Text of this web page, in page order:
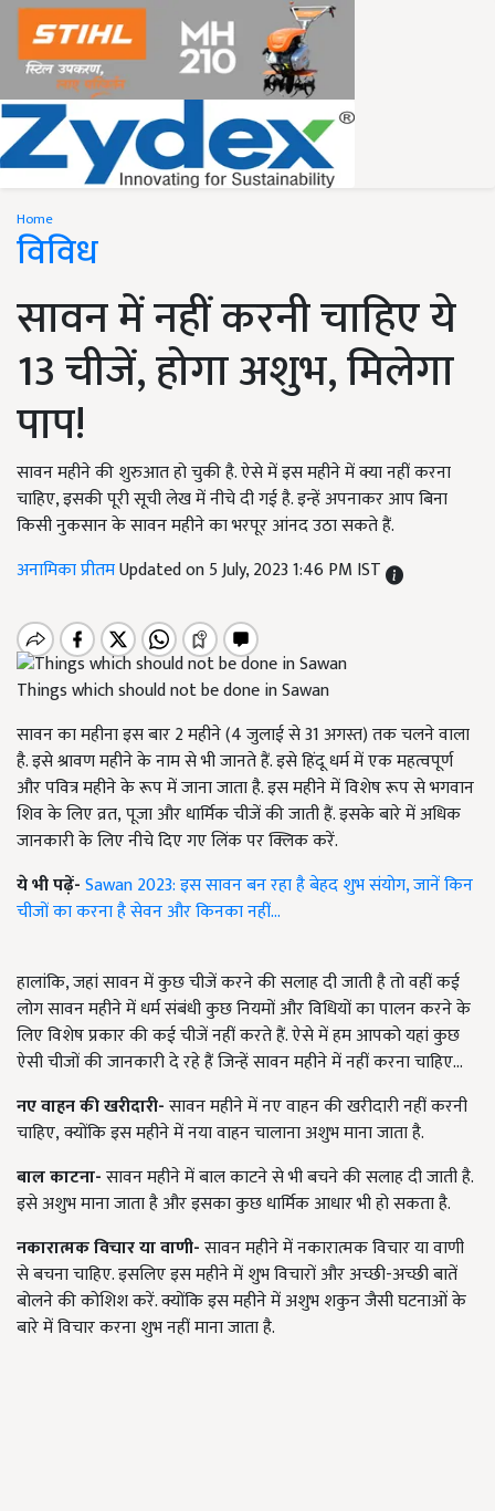
Home
विविध
सावन में नहीं करनी चाहिए ये
13 चीजें, होगा अशुभ, मिलेगा
पाप!
सावन महीने की शुरुआत हो चुकी है. ऐसे में इस महीने में क्या नहीं करना
चाहिए, इसकी पूरी सूची लेख में नीचे दी गई है. इन्हें अपनाकर आप बिना
किसी नुकसान के सावन महीने का भरपूर आंनद उठा सकते हैं.
अनामिका प्रीतमUpdated on 5 July, 2023 1:46 PM IST
Things which should not be done in Sawan
सावन का महीना इस बार 2 महीने (4 जुलाई से 31 अगस्त) तक चलने वाला
है. इसे श्रावण महीने के नाम से भी जानते हैं. इसे हिंदू धर्म में एक महत्वपूर्ण
और पवित्र महीने के रूप में जाना जाता है. इस महीने में विशेष रूप से भगवान
शिव के लिए व्रत,पूजा और धार्मिक चीजें की जाती हैं. इसके बारे में अधिक
जानकारी के लिए नीचे दिए गए लिंक पर क्लिक करें.
ये भी पढ़ें-Sawan 2023: इस सावन बन रहा है बेहद शुभ संयोग, जानें किन
चीजों का करना है सेवन और किनका नहीं...
हालांकि, जहां सावन में कुछ चीजें करने की सलाह दी जाती है तो वहीं कई
लोग सावन महीने में धर्म संबंधी कुछ नियमों और विधियों का पालन करने के
लिए विशेष प्रकार की कई चीजें नहीं करते हैं. ऐसे में हम आपको यहां कुछ
ऐसी चीजों की जानकारी दे रहे हैं जिन्हें सावन महीने में नहीं करना चाहिए...
नए वाहन की खरीदारी-सावन महीने में नए वाहन की खरीदारी नहीं करनी
चाहिए,क्योंकि इस महीने में नया वाहन चालाना अशुभ माना जाता है.
बाल काटना-सावन महीने में बाल काटने से भी बचने की सलाह दी जाती है.
इसे अशुभ माना जाता है और इसका कुछ धार्मिक आधार भी हो सकता है.
नकारात्मक विचार या वाणी-सावन महीने में नकारात्मक विचार या वाणी
से बचना चाहिए. इसलिए इस महीने में शुभ विचारों और अच्छी-अच्छी बातें
बोलने की कोशिश करें. क्योंकि इस महीने में अशुभ शकुन जैसी घटनाओं के
बारे में विचार करना शुभ नहीं माना जाता है.